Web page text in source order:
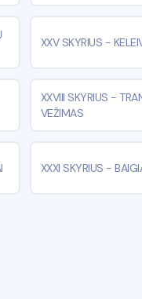
XXV SKYRIUS -
XXVIII SKYRIUS -
VEŽIMAS
XXXI SKYRIUS -